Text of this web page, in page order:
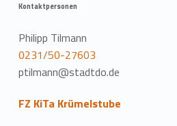
Kontaktpersonen
Philipp Tilmann
0231/50-27603
ptilmann@stadtdo.de
FZ KiTa Krümelstube